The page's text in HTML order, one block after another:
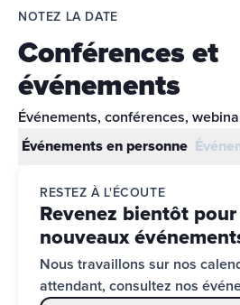
NOTEZ LA DATE
Conférences et
événements
Événements, conférences,
Événements en personne
RESTEZ À L'ÉCOUTE
Revenez bientôt
nouveaux
Nous travaillons sur nos
attendant, consultez nos